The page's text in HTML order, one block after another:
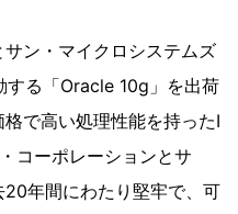
ン・マイクロシステムズ
る「Oracle 10g」を出荷
で高い処理性能を持ったI
コーポレーションとサ
年間にわたり堅牢で、可